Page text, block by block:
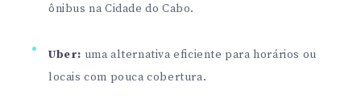
ônibus na Cidade do Cabo.
Uber: uma alternativa eficiente para horários ou
locais com pouca cobertura.